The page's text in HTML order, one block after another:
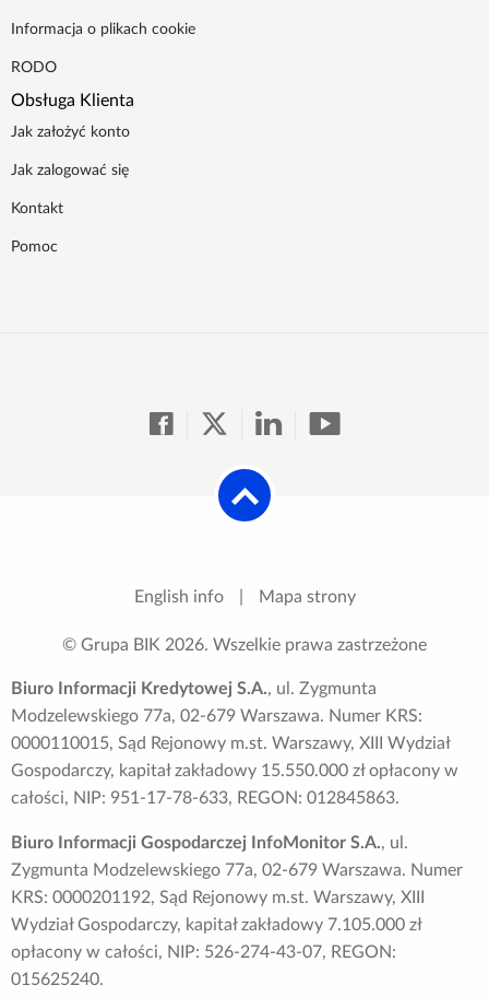
Informacja o plikach cookie
RODO
Obsługa Klienta
Jak założyć konto
Jak zalogować się
Kontakt
Pomoc
English info Mapa strony
© Grupa BIK 2026. Wszelkie prawa zastrzeżone
Biuro Informacji Kredytowej S.A., ul. Zygmunta
Modzelewskiego 77a, 02-679 Warszawa. Numer KRS:
0000110015, Sąd Rejonowy m.st. Warszawy, XIII Wydział
Gospodarczy, kapitał zakładowy 15.550.000 zł opłacony w
całości, NIP: 951-17-78-633, REGON: 012845863.
Biuro Informacji Gospodarczej InfoMonitor S.A., ul.
Zygmunta Modzelewskiego 77a, 02-679 Warszawa. Numer
KRS: 0000201192, Sąd Rejonowy m.st. Warszawy, XIII
Wydział Gospodarczy, kapitał zakładowy 7.105.000 zł
opłacony w całości, NIP: 526-274-43-07, REGON:
015625240.